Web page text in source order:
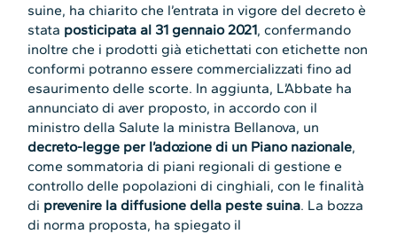
suine, ha chiarito che l’entrata in vigore del decreto è
stata posticipata al 31 gennaio 2021, confermando
inoltre che i prodotti già etichettati con etichette non
conformi potranno essere commercializzati fino ad
esaurimento delle scorte. In aggiunta, L’Abbate ha
annunciato di aver proposto, in accordo con il
ministro della Salute la ministra Bellanova, un
decreto-legge per l’adozione di un Piano nazionale,
come sommatoria di piani regionali di gestione e
controllo delle popolazioni di cinghiali, con le finalità
di prevenire la diffusione della peste suina. La bozza
di norma proposta, ha spiegato il